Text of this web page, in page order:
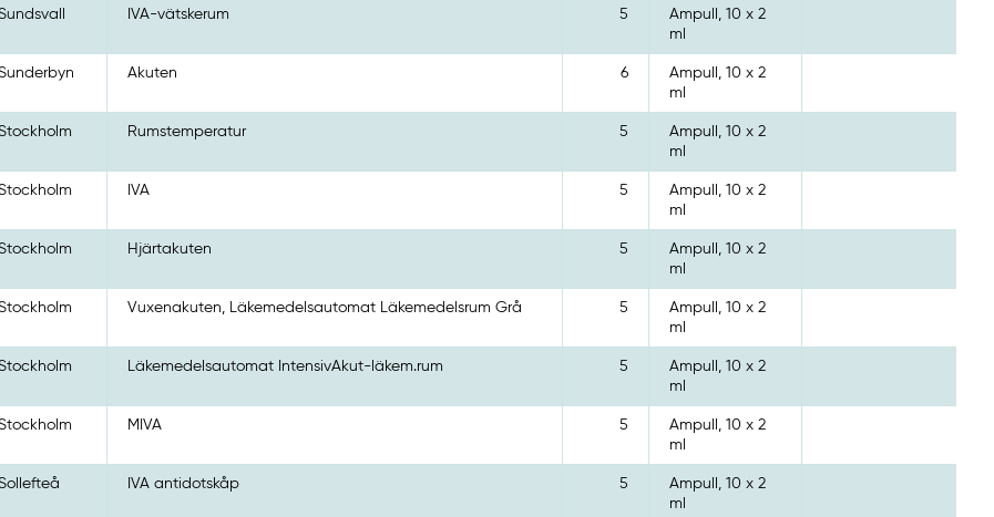
IVA-vätskerum 5
Ampull, 10 x 2
ml
Akuten 6
Ampull, 10 x 2
ml
Rumstemperatur 5
Ampull, 10 x 2
ml
IVA 5
Ampull, 10 x 2
ml
Hjärtakuten 5
Ampull, 10 x 2
ml
Vuxenakuten, Läkemedelsautomat Läkemedelsrum Grå 5
Ampull, 10 x 2
ml
Läkemedelsautomat IntensivAkut-läkem.rum 5
Ampull, 10 x 2
ml
MIVA 5
Ampull, 10 x 2
ml
IVA antidotskåp 5
Ampull, 10 x 2
ml